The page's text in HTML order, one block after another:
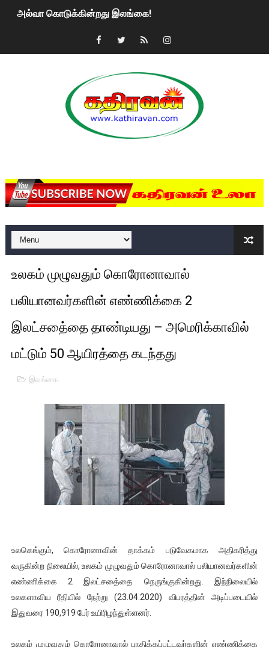
அல்வா கொடுக்கின்றது இலங்கை!
2ஆம் நாள் உக்ரைன் யுத்தம்!! எங்களைத் தனிமையில்
மகிந்த ராஜபக்சே பதவி விலக திட்டம்?
ரவுடி பேபிக்கு நடந்த தரமான சம்பவம்.. ஆபாச வீடியோக்களால்
குண்டை தூக்கிப்போட்ட ஆய்வு…. இந்தியாவின் “கோவிஷீல்டு”
யாழில் தமிழின தலைவர் பிரபாகரனின் பிறந்தநாளை
ஏர்போர்ட்டில் உதைத்த நபர் யார், என்ன நடந்தது?: உண்மையை
சீனா இலங்கையிடம் 8 மில்லியன் அமெரிக்க டொலர் நட்டஈடு
01/11/2021 Scotland ல் நடைபெறும் கண்டனப்
பிரிட்டனால் கடத்தப்படும் நிலையில் இலங்கைத் தமிழ்
வர்ராரு...வர்ராரு... அண்ணாத்த : ரஜினிக்காக இலங்கை
தடுப்பூசியை பெற்றுக் கொள்ளக் கூடிய இடங்கள்...
சிறுமியை பாலியல் வன்கொடுமை செய்த முதியவருக்கு
பிரபல நடிகை தூக்கிட்டு தற்கொலை!
வடிவேலுவுக்கு நீதிமன்றம் விதித்துள்ள அதிரடி உத்தரவு!
ஐ.நா முன்றலில் சீரற்ற காலநிலையிலும் தமிழின அழிப்பிற்கு
இளையராஜா – கமல் அவசர சந்திப்பு (படங்கள், விடியோ)
ஜனாதிபதி ஐக்கிய நாடுகளின் பொதுச் சபை கூட்டத்தில் இன்று
உலகம் முழுவதும் கொரோனாவால்
பலியானவர்களின் எண்ணிக்கை 2
இலட்சதை்தை தாண்டியது – அமெரிக்காவில்
மட்டும் 50 ஆயிரத்தை கடந்தது
இலங்கை
உலகெங்கும், கொரோனாவின் தாக்கம் படுவேகமாக அதிகரித்து
வருகின்ற நிலையில், உலகம் முழுவதும் கொரோனாவால் பலியானவர்களின்
எண்ணிக்கை 2 இலட்சதை்தை நெருங்குகின்றது. இந்நிலையில்
உலகளாவிய ரீதியில் நேற்று (23.04.2020) விபரத்தின் அடிப்படையில்
இதுவரை 190,919 பேர் உயிரிழந்துள்ளனர்.
உலகம் முழுவதும் கொரோனாவால் பாதிக்கப்பட்டவர்களின் எண்ணிக்கை